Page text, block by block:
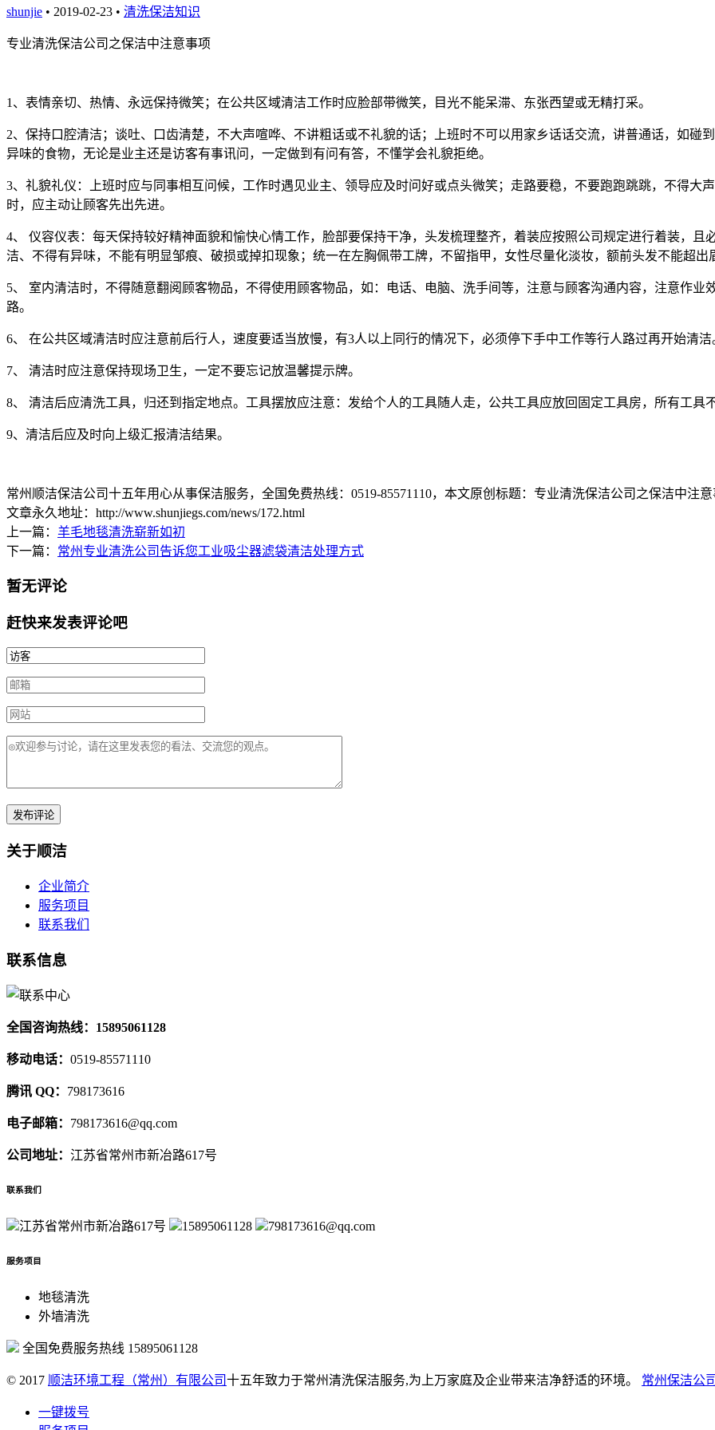
shunjie • 2019-02-23 • 清洗保洁知识
专业清洗保洁公司之保洁中注意事项
1 、表情亲切、热情、永远保持微笑；在公共区域清洁工作时应脸部带微笑，目光不能呆滞、东张西望或无精打采。
2、保持口腔清洁；谈吐、口齿清楚，不大声喧哗、不讲粗话或不礼貌的话；上班时不可以用家乡话话交流，讲普通话，如碰
异味的食物，无论是业主还是访客有事讯问，一定做到有问有答，不懂学会礼貌拒绝。
3、礼貌礼仪：上班时应与同事相互问候，工作时遇见业主、领导应及时问好或点头微笑；走路要稳，不要跑跑跳跳，不得大
时，应主动让顾客先出先进。
4、
仪容仪表：每天保持较好精神面貌和愉快心情工作，脸部要保持干净，头发梳理整齐，着装应按照公司规定进行着装，
洁、不得有异味，不能有明显邹痕、破损或掉扣现象；统一在左胸佩带工牌，不留指甲，女性尽量化淡妆，额前头发不能超出
5、
室内清洁时，不得随意翻阅顾客物品，不得使用顾客物品，如：电话、电脑、洗手间等，注意与顾客沟通内容，注意作
路。
6、 在公共区域清洁时应注意前后行人，速度要适当放慢，有3人以上同行的情况下，必须停下手中工作等行人路过再开始清洁
7、 清洁时应注意保持现场卫生，一定不要忘记放温馨提示牌。
8、 清洁后应清洗工具，归还到指定地点。工具摆放应注意：发给个人的工具随人走，公共工具应放回固定工具房，所有工具
9、清洁后应及时向上级汇报清洁结果。
常州顺洁保洁公司十五年用心从事保洁服务，全国免费热线：0519-85571110，本文原创标题： 专业清洗保洁公司之保洁中注意
文章永久地址：http://www.shunjiegs.com/news/172.html
上一篇： 羊毛地毯清洗崭新如初
下一篇： 常州专业清洗公司告诉您工业吸尘器滤袋清洁处理方式
暂无评论
赶快来发表评论吧
关于顺洁
企业简介
服务项目
联系我们
联系信息
全国咨询热线：15895061128
移动电话： 0519-85571110
腾讯 QQ： 798173616
电子邮箱： 798173616@qq.com
公司地址： 江苏省常州市新冶路617号
联系我们
江苏省常州市新冶路617号 15895061128 798173616@qq.com
服务项目
地毯清洗
外墙清洗
全国免费服务热线 15895061128
© 2017 顺洁环境工程（常州）有限公司十五年致力于常州清洗保洁服务,为上万家庭及企业带来洁净舒适的环境。 常州保洁公司
一键拨号